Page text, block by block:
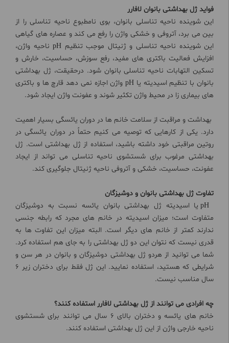
فواید ژل بهداشتی بانوان لافارر
این شوینده ناحیه تناسلی بانوان، بوی نامطبوع ناحیه تناسلی را از
بین می برد، آتروفی و خشکی واژن را رفع می کند و عصاره های گیاهی
این شوینده ناحیه تناسلی و ژنیتال موجب تنظیم pH ناحیه واژن،
افزایش فعالیت باکتری های مفید، رفع سوزش، حساسیت، خارش و
تسکین التهابات ناحیه تناسلی بانوان شود. درحقیقت، ژل بهداشتی
بانوان با تنظیم اسیدیته یا pH واژن اجازه نمی دهد قارچ ها و باکتری
های بیماری زا در محیط واژن تکثیر شوند و عفونت واژن ایجاد شود.
بهداشت و مراقبت از سلامت خانم ها در دوران یائسگی بسیار اهمیت
دارد. یکی از کارهایی که توصیه می کنیم حتماً در دوران یائسگی در
روتین مراقبتی خود داشته باشید، استفاده از ژل بهداشتی است. ژل
بهداشتی مرغوب برای شستشوی ناحیه تناسلی می تواند از ایجاد
عفونت، حساسیت، خشکی و آتروفی ناحیه ژنیتال جلوگیری کند.
تفاوت ژل بهداشتی بانوان و دوشیزگان
pH یا اسیدیته ژل بهداشتی بانوان یائسه نسبت به دوشیزگان
متفاوت است؛ میزان اسیدیته در خانم های مجرد که رابطه جنسی
ندارند کمتر از خانم های دیگر است. البته میزان این تفاوت ها به
قدری نیست که نتوان این دو ژل بهداشتی را به جای هم استفاده کرد.
شما می توانید از هردو ژل بهداشتی دوشیزگان و بانوان در هر سن و
شرایطی که هستید، استفاده نمایید. این ژل فقط برای دختران زیر 6
سال مناسب نیست.
چه افرادی می توانند از ژل بهداشتی لافارر استفاده کنند؟
خانم های یائسه و دختران بالای 6 سال می توانند برای شستشوی
ناحیه خارجی واژن از این ژل بهداشتی استفاده کنند.